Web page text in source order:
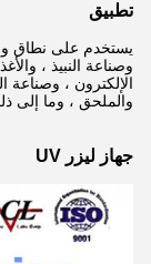
تطبيق
يستخدم على نطاق
وصناعة النبيذ ،
الإلكترون ، وصناعة
والملحق ، وما إلى
جهاز ليزر UV